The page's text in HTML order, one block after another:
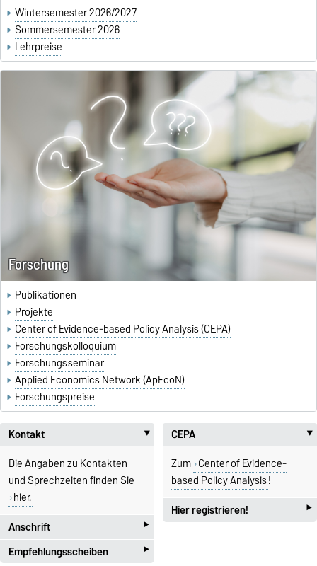
Wintersemester 2026/2027
Sommersemester 2026
Lehrpreise
Forschung
Publikationen
Projekte
Center of Evidence-based Policy Analysis (CEPA)
Forschungskolloquium
Forschungsseminar
Applied Economics Network (ApEcoN)
Forschungspreise
Anschrift ‣
Postanschrift
Kontakt ‣
Die Angaben zu Kontakten
und Sprechzeiten finden Sie
hier.
Empfehlungsscheiben ‣
CEPA
Zum Center of Evidence-
based Policy Analysis!
Hier registrieren!
‣